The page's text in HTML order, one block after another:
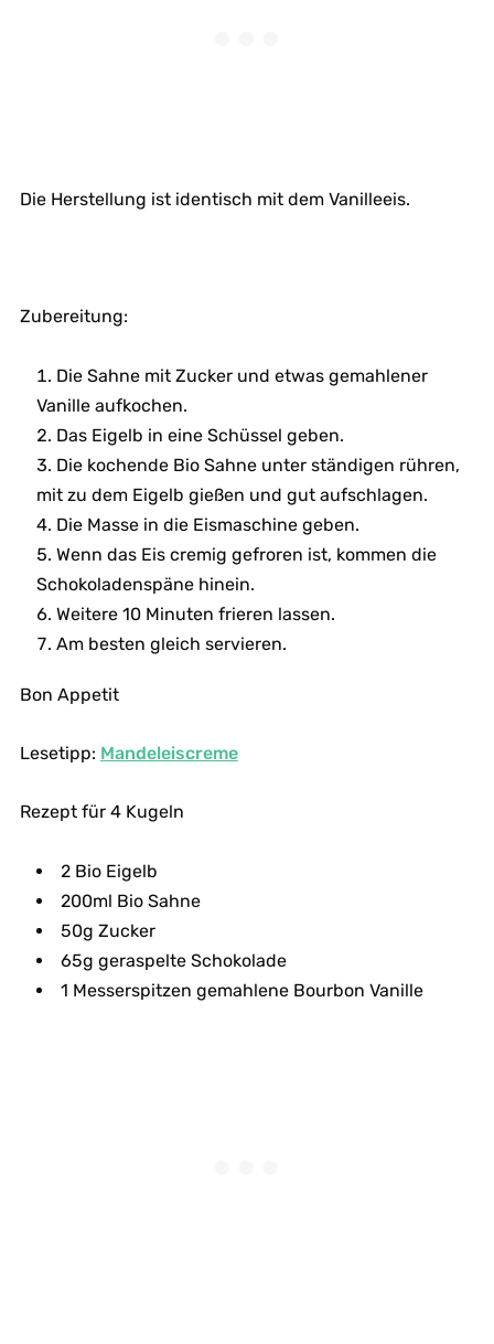
Die Herstellung ist identisch mit dem Vanilleeis.
Zubereitung:
Die Sahne mit Zucker und etwas gemahlener
Vanille aufkochen.
Das Eigelb in eine Schüssel geben.
Die kochende Bio Sahne unter ständigen rühren,
mit zu dem Eigelb gießen und gut aufschlagen.
Die Masse in die Eismaschine geben.
Wenn das Eis cremig gefroren ist, kommen die
Schokoladenspäne hinein.
Weitere 10 Minuten frieren lassen.
Am besten gleich servieren.
Bon Appetit
Lesetipp: Mandeleiscreme
Rezept für 4 Kugeln
2 Bio Eigelb
200ml Bio Sahne
50g Zucker
65g geraspelte Schokolade
1 Messerspitzen gemahlene Bourbon Vanille